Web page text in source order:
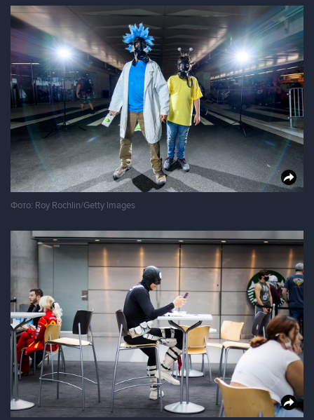
Фото: Roy Rochlin/Getty Images